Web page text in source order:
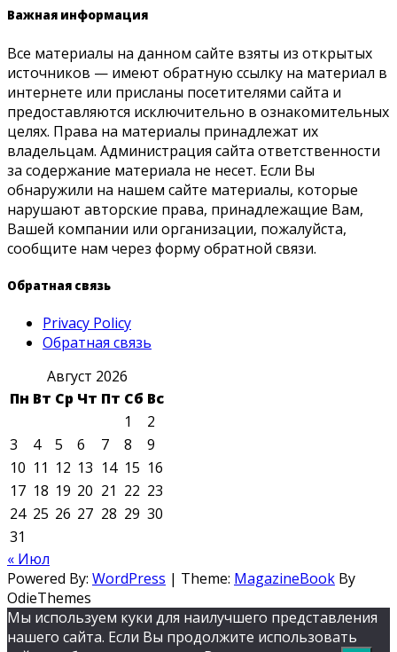
Важная информация
Все материалы на данном сайте взяты из открытых
источников — имеют обратную ссылку на материал в
интернете или присланы посетителями сайта и
предоставляются исключительно в ознакомительных
целях. Права на материалы принадлежат их
владельцам. Администрация сайта ответственности
за содержание материала не несет. Если Вы
обнаружили на нашем сайте материалы, которые
нарушают авторские права, принадлежащие Вам,
Вашей компании или организации, пожалуйста,
сообщите нам через форму обратной связи.
Обратная связь
Privacy Policy
Обратная связь
Август 2026
Пн Вт Ср Чт Пт Сб Вс
1
2
3
4 5 6 7 8
9
10 11 12 13 14 15 16
17 18 19 20 21 22 23
24 25 26 27 28 29 30
31
« Июл
Powered By: WordPress | Theme: MagazineBook By
OdieThemes
Мы используем куки для наилучшего представления
нашего сайта. Если Вы продолжите использовать